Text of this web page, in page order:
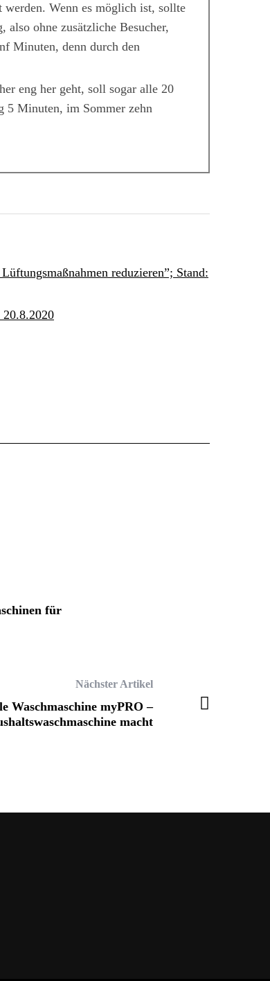
Wenn es möglich ist, sollte
ohne zusätzliche Besucher,
Minuten, denn durch den
eng her geht, soll sogar alle 20
5 Minuten, im Sommer zehn
reduzieren”; Stand:
für
Nächster Artikel
Waschmaschine myPRO –
macht